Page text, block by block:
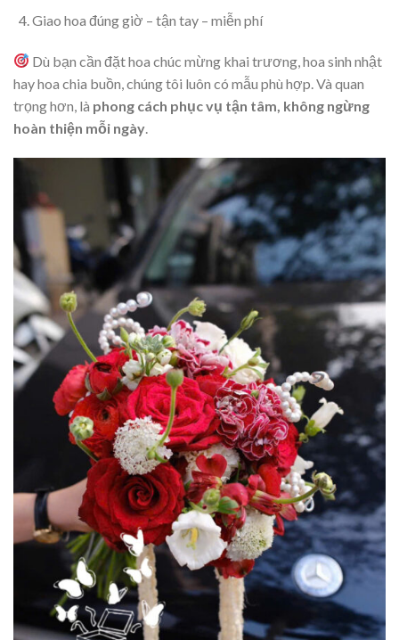
Giao hoa đúng giờ – tận tay – miễn phí
Dù bạn cần đặt hoa chúc mừng khai trương, hoa sinh nhật
hay hoa chia buồn, chúng tôi luôn có mẫu phù hợp. Và quan
trọng hơn, là phong cách phục vụ tận tâm, không ngừng
hoàn thiện mỗi ngày.